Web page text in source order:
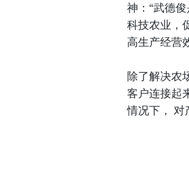
神：“武德
科技农业，
高生产经营
除了解决农
客户连接起
情况下， 对